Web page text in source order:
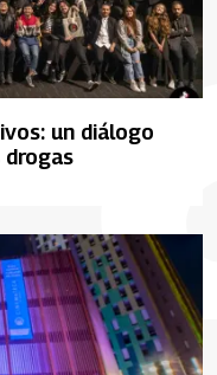
un diálogo